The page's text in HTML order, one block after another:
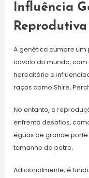
Influência
Reprodutiva
A genética cumpre
cavalo do mundo,
hereditário e
raças como Shire,
No entanto, a
enfrenta desafios,
éguas de grande
tamanho do potro.
Adicionalmente, é